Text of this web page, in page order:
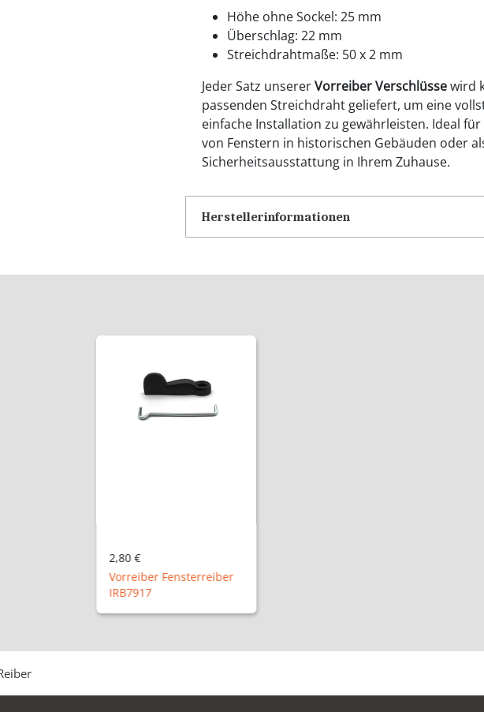
Höhe ohne Sockel: 25 mm
Überschlag: 22 mm
Streichdrahtmaße: 50 x 2 mm
Jeder Satz unsererVorreiber Verschlüssewird
passenden Streichdraht geliefert, um eine
einfache Installation zu gewährleisten. Ideal
von Fenstern in historischen Gebäuden oder
Sicherheitsausstattung in Ihrem Zuhause.
Herstellerinformationen
2,80 €
Vorreiber Fensterreiber
IRB7917